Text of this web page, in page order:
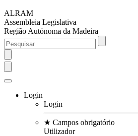
ALRAM
Assembleia Legislativa
Região Autónoma da Madeira
Login
Login
★ Campos obrigatório
Utilizador